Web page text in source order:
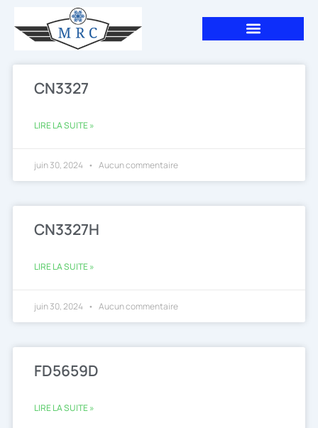
contenu
CN3327
LIRE LA SUITE »
juin 30, 2024 Aucun commentaire
CN3327H
LIRE LA SUITE »
juin 30, 2024 Aucun commentaire
FD5659D
LIRE LA SUITE »